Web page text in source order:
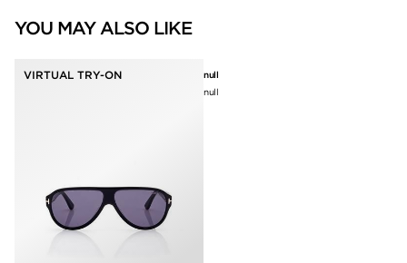
YOU MAY ALSO LIKE
VIRTUAL TRY-ON
null
null